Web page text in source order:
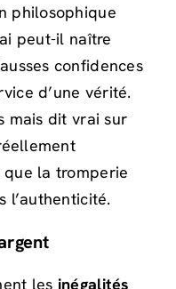
philosophique
peut-il naître
confidences
d’une vérité.
mais dit vrai sur
la tromperie
l’authenticité.
les inégalités